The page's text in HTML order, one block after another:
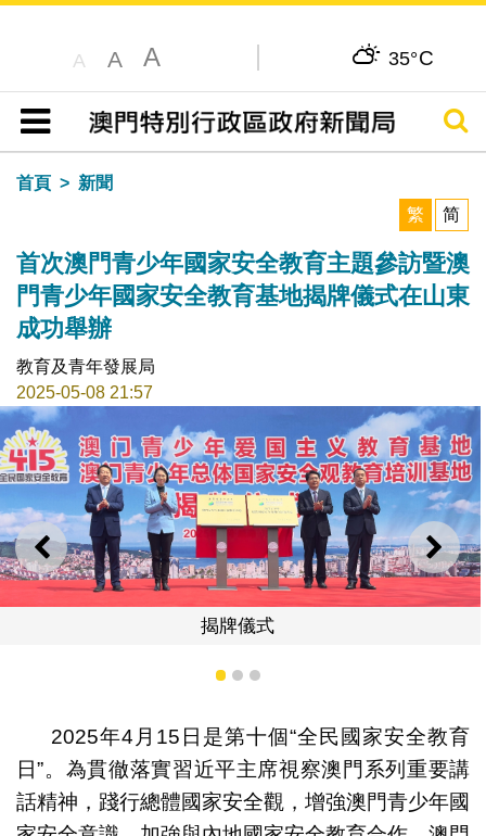
A A A 35°C
目錄
搜尋
首頁
新聞
繁
简
首次澳門青少年國家安全教育主題參訪暨澳
門青少年國家安全教育基地揭牌儀式在山東
成功舉辦
教育及青年發展局
2025-05-08 21:57
上一則 下一
揭牌儀式
1 2 3
2025年4月15日是第十個“全民國家安全教育
日”。為貫徹落實習近平主席視察澳門系列重要講
話精神，踐行總體國家安全觀，增強澳門青少年國